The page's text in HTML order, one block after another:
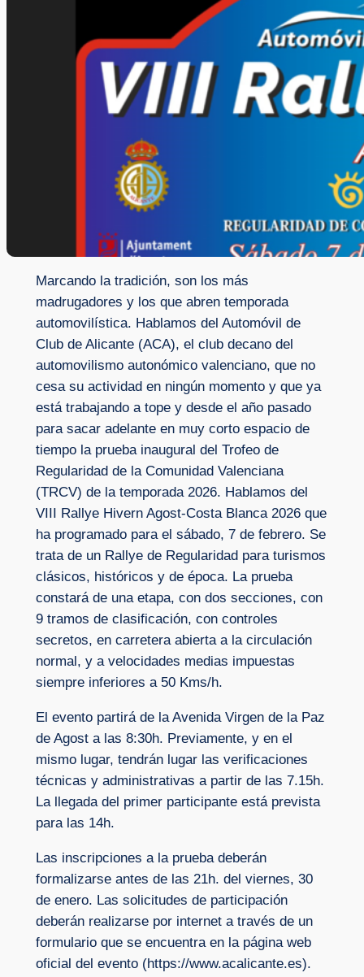
Marcando la tradición, son los más
madrugadores y los que abren temporada
automovilística. Hablamos del Automóvil de
Club de Alicante (ACA), el club decano del
automovilismo autonómico valenciano, que no
cesa su actividad en ningún momento y que ya
está trabajando a tope y desde el año pasado
para sacar adelante en muy corto espacio de
tiempo la prueba inaugural del Trofeo de
Regularidad de la Comunidad Valenciana
(TRCV) de la temporada 2026. Hablamos del
VIII Rallye Hivern Agost-Costa Blanca 2026 que
ha programado para el sábado, 7 de febrero. Se
trata de un Rallye de Regularidad para turismos
clásicos, históricos y de época. La prueba
constará de una etapa, con dos secciones, con
9 tramos de clasificación, con controles
secretos, en carretera abierta a la circulación
normal, y a velocidades medias impuestas
siempre inferiores a 50 Kms/h.
El evento partirá de la Avenida Virgen de la Paz
de Agost a las 8:30h. Previamente, y en el
mismo lugar, tendrán lugar las verificaciones
técnicas y administrativas a partir de las 7.15h.
La llegada del primer participante está prevista
para las 14h.
Las inscripciones a la prueba deberán
formalizarse antes de las 21h. del viernes, 30
de enero. Las solicitudes de participación
deberán realizarse por internet a través de un
formulario que se encuentra en la página web
oficial del evento (https://www.acalicante.es).